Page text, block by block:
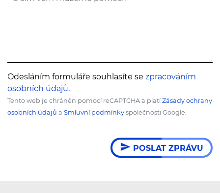
Odesláním formuláře souhlasíte se zpracováním
osobních údajů.
Tento web je chráněn pomocí reCAPTCHA a platíZásady ochrany
osobních údajů a Smluvní podmínky společnosti Google.
POSLAT ZPRÁVU